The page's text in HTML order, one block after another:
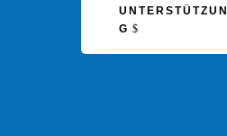
UNTERSTÜTZUN
G